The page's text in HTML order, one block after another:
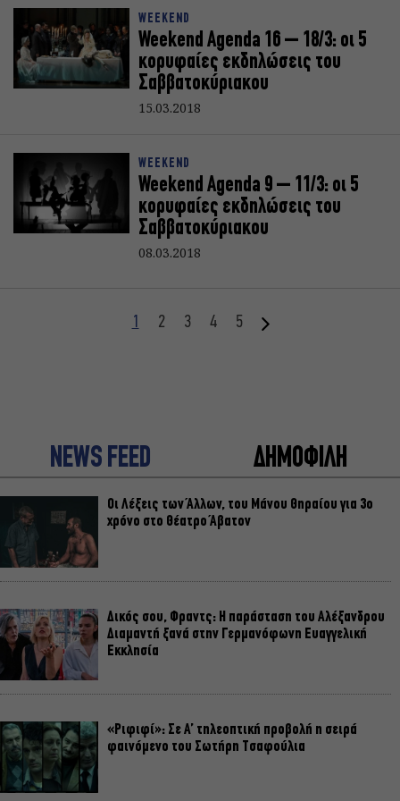
WEEKEND
Weekend Agenda 16 – 18/3: oι 5
κορυφαίες εκδηλώσεις του
Σαββατοκύριακoυ
15.03.2018
WEEKEND
Weekend Agenda 9 – 11/3: oι 5
κορυφαίες εκδηλώσεις του
Σαββατοκύριακoυ
08.03.2018
1 2 3 4 5
NEWS FEED ΔΗΜΟΦΙΛΗ
Οι Λέξεις των Άλλων, του Μάνου Θηραίου για 3ο
χρόνο στο Θέατρο Άβατον
Δικός σου, Φραντς: Η παράσταση του Αλέξανδρου
Διαμαντή ξανά στην Γερμανόφωνη Ευαγγελική
Εκκλησία
«Ριφιφί»: Σε Α’ τηλεοπτική προβολή η σειρά
φαινόμενο του Σωτήρη Τσαφούλια